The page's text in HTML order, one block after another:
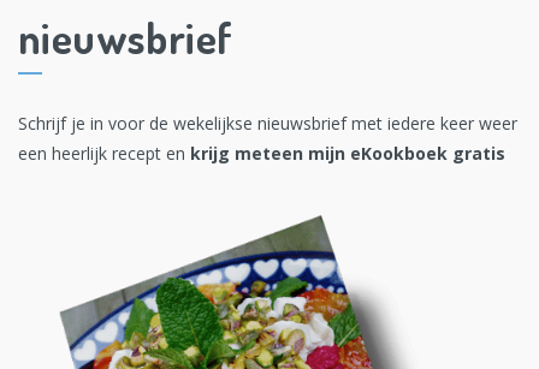
nieuwsbrief
Schrijf je in voor de wekelijkse nieuwsbrief met iedere keer weer
een heerlijk recept en krijg meteen mijn eKookboek gratis